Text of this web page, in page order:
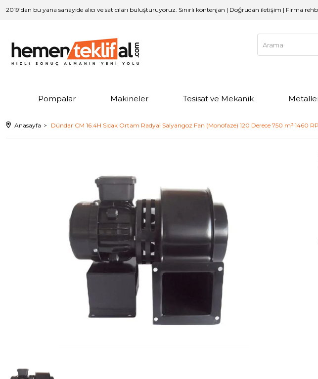
2019’dan bu yana sanayide alıcı ve satıcıları buluşturuyoruz. Sınırlı kontenjan | Doğrudan iletişim | Firma
Pompalar Makineler Tesisat ve Mekanik
Anasayfa Dündar CM 16.4H Sıcak Ortam Radyal Salyangoz Fan (Monofaze) 120 Derece 750 m³ 1460